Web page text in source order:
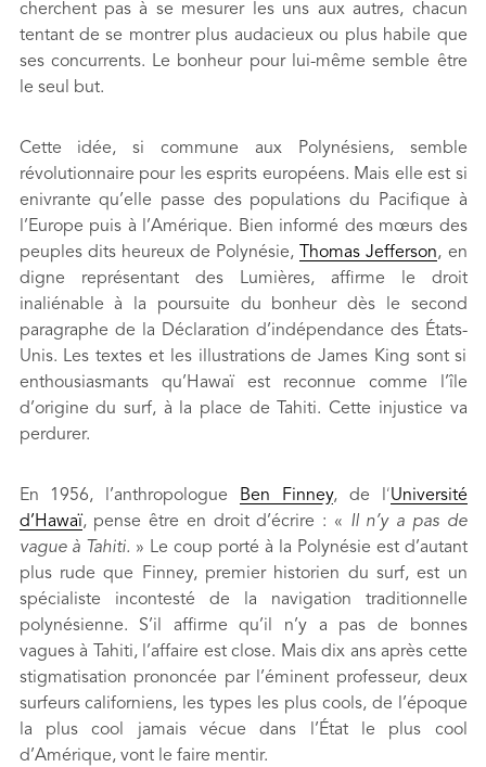
cherchent pas à se mesurer les uns aux autres, chacun
tentant de se montrer plus audacieux ou plus habile que
ses concurrents. Le bonheur pour lui-même semble être
le seul but.
Cette idée, si commune aux Polynésiens, semble
révolutionnaire pour les esprits européens. Mais elle est si
enivrante qu’elle passe des populations du Pacifique à
l’Europe puis à l’Amérique. Bien informé des mœurs des
peuples dits heureux de Polynésie,
Thomas Jefferson, en
digne représentant des Lumières, affirme le droit
inaliénable à la poursuite du bonheur dès le second
paragraphe de la Déclaration d’indépendance des États-
Unis. Les textes et les illustrations de James King sont si
enthousiasmants qu’Hawaï est reconnue comme l’île
d’origine du surf, à la place de Tahiti. Cette injustice va
perdurer.
En 1956, l’anthropologue Ben Finney, de l’Université
d’Hawaï, pense être en droit d’écrire : « Il n’y a pas de
vague à Tahiti. » Le coup porté à la Polynésie est d’autant
plus rude que Finney, premier historien du surf, est un
spécialiste incontesté de la navigation traditionnelle
polynésienne. S’il affirme qu’il n’y a pas de bonnes
vagues à Tahiti, l’affaire est close. Mais dix ans après cette
stigmatisation prononcée par l’éminent professeur, deux
surfeurs californiens, les types les plus cools, de l’époque
la plus cool jamais vécue dans l’État le plus cool
d’Amérique, vont le faire mentir.